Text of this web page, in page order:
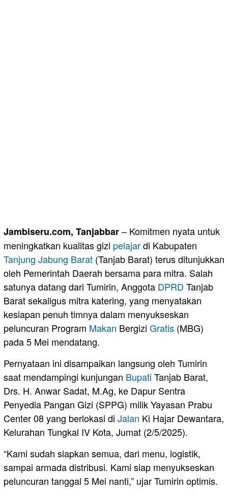
Jambiseru.com, Tanjabbar– Komitmen nyata untuk
meningkatkan kualitas gizi pelajardi Kabupaten
Tanjung Jabung Barat (Tanjab Barat) terus ditunjukkan
oleh Pemerintah Daerah bersama para mitra. Salah
satunya datang dari Tumirin, Anggota DPRD Tanjab
Barat sekaligus mitra katering, yang menyatakan
kesiapan penuh timnya dalam menyukseskan
peluncuran Program Makan Bergizi Gratis (MBG)
pada 5 Mei mendatang.
Pernyataan ini disampaikan langsung oleh Tumirin
saat mendampingi kunjungan Bupati Tanjab Barat,
Drs. H. Anwar Sadat, M.Ag, ke Dapur Sentra
Penyedia Pangan Gizi (SPPG) milik Yayasan Prabu
Center 08 yang berlokasi di Jalan Ki Hajar Dewantara,
Kelurahan Tungkal IV Kota, Jumat (2/5/2025).
“Kami sudah siapkan semua, dari menu, logistik,
sampai armada distribusi. Kami siap menyukseskan
peluncuran tanggal 5 Mei nanti,” ujar Tumirin optimis.